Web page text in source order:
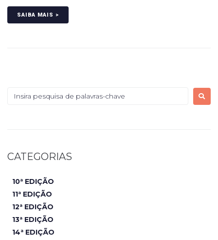
SAIBA MAIS >
CATEGORIAS
10ª EDIÇÃO
11ª EDIÇÃO
12ª EDIÇÃO
13ª EDIÇÃO
14ª EDIÇÃO